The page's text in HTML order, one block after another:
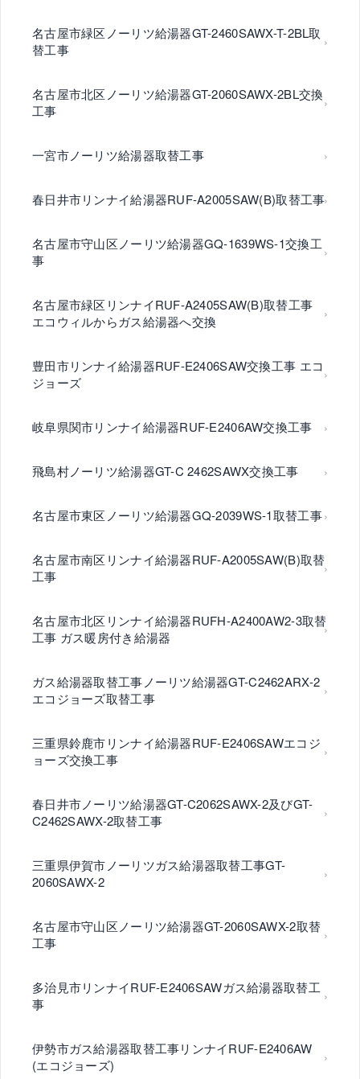
名古屋市緑区ノーリツ給湯器GT-2460SAWX-T-2BL取
替工事
名古屋市北区ノーリツ給湯器GT-2060SAWX-2BL交換
工事
一宮市ノーリツ給湯器取替工事
春日井市リンナイ給湯器RUF-A2005SAW(B)取替工事
名古屋市守山区ノーリツ給湯器GQ-1639WS-1交換工
事
名古屋市緑区リンナイRUF-A2405SAW(B)取替工事
エコウィルからガス給湯器へ交換
豊田市リンナイ給湯器RUF-E2406SAW交換工事 エコ
ジョーズ
岐阜県関市リンナイ給湯器RUF-E2406AW交換工事
飛島村ノーリツ給湯器GT-C 2462SAWX交換工事
名古屋市東区ノーリツ給湯器GQ-2039WS-1取替工事
名古屋市南区リンナイ給湯器RUF-A2005SAW(B)取替
工事
名古屋市北区リンナイ給湯器RUFH-A2400AW2-3取替
工事 ガス暖房付き給湯器
ガス給湯器取替工事ノーリツ給湯器GT-C2462ARX-2
エコジョーズ取替工事
三重県鈴鹿市リンナイ給湯器RUF-E2406SAWエコジ
ョーズ交換工事
春日井市ノーリツ給湯器GT-C2062SAWX-2及びGT-
C2462SAWX-2取替工事
三重県伊賀市ノーリツガス給湯器取替工事GT-
2060SAWX-2
名古屋市守山区ノーリツ給湯器GT-2060SAWX-2取替
工事
多治見市リンナイRUF-E2406SAWガス給湯器取替工
事
伊勢市ガス給湯器取替工事リンナイRUF-E2406AW
(エコジョーズ)